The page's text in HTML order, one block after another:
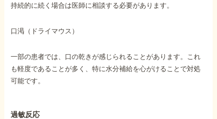
持続的に続く場合は医師に相談する必要があります。
口渇（ドライマウス）
一部の患者では、口の乾きが感じられることがあります。これ
も軽度であることが多く、特に水分補給を心がけることで対処
可能です。
過敏反応